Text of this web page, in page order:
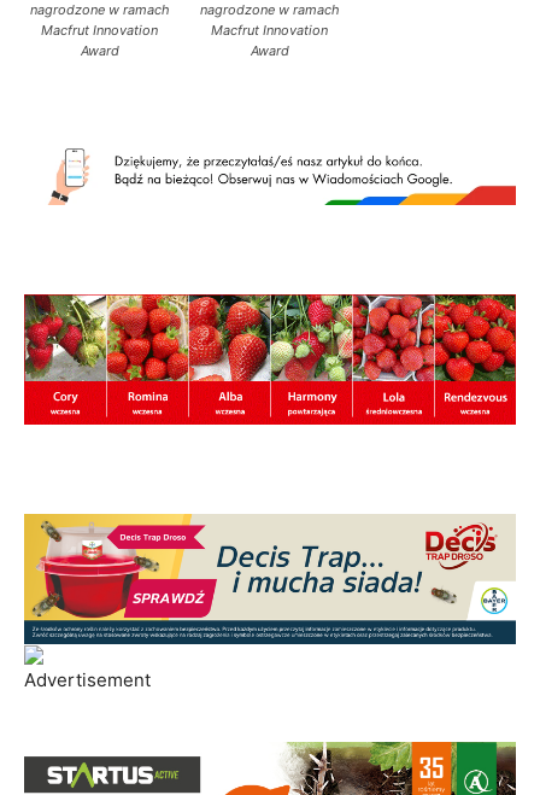
nagrodzone w ramach
Macfrut Innovation
Award
nagrodzone w ramach
Macfrut Innovation
Award